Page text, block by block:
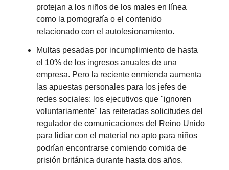
protejan a los niños de los males en línea
como la pornografía o el contenido
relacionado con el autolesionamiento.
Multas pesadas por incumplimiento de hasta
el 10% de los ingresos anuales de una
empresa. Pero la reciente enmienda aumenta
las apuestas personales para los jefes de
redes sociales: los ejecutivos que "ignoren
voluntariamente" las reiteradas solicitudes del
regulador de comunicaciones del Reino Unido
para lidiar con el material no apto para niños
podrían encontrarse comiendo comida de
prisión británica durante hasta dos años.